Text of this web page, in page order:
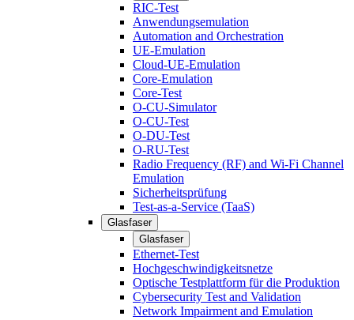
RIC-Test
Anwendungsemulation
Automation and Orchestration
UE-Emulation
Cloud-UE-Emulation
Core-Emulation
Core-Test
O-CU-Simulator
O-CU-Test
O-DU-Test
O-RU-Test
Radio Frequency (RF) and Wi-Fi Channel
Emulation
Sicherheitsprüfung
Test-as-a-Service (TaaS)
Glasfaser
Glasfaser
Ethernet-Test
Hochgeschwindigkeitsnetze
Optische Testplattform für die Produktion
Cybersecurity Test and Validation
Network Impairment and Emulation